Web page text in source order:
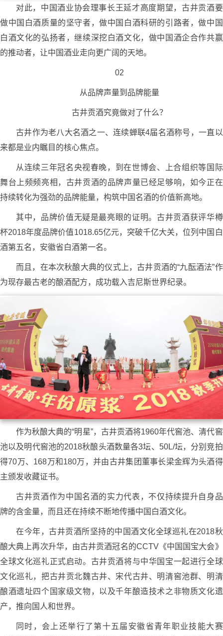
对此，中国酒业协会理事长王延才高度期望，古井贡酒要
做中国白酒质量的坚守者，做中国白酒科研的引路者，做中国
白酒文化的弘扬者，继续深挖白酒文化，做中国酒企合作共赢
的推动者，让中国酒业走向更广阔的天地。
02
从品牌声量到品牌能量
古井贡酒究竟做对了什么？
古井作为老八大名酒之一、连续蝉联4届名酒称号，一直以
来都是业内瞩目的核心焦点。
从连续三年冠名央视春晚，到在世博会、上合组织等国际
舞台上频频亮相，古井贡酒的品牌声量已经足够响，如今正在
持续转化为强劲的品牌能量，构筑中国名酒的价值新高地。
其中，品牌价值无疑是最亮眼的证明。古井贡酒获评华樽
杯2018年度品牌价值1018.65亿元，突破千亿大关，位列中国白
酒第五名，安徽省白酒第一名。
而且，在本次秋酿大典的仪式上，古井贡酒的“九酝酒法”作
为现存最古老的酿酒配方，成功载入吉尼斯世界纪录。
作为秋酿大典的“明星”，古井贡酒将1960年代窖池、清代窖
池以及明代窖池的2018秋酿头酒数量各3坛、50L/坛，分别竞拍
得70万、168万和180万，并由古井集团董事长梁金辉为头酒得
主颁发收藏证书。
古井贡酒作为中国名酒的实力代表，不仅持续提升自身品
牌的含金量，而且还在持续不断地传播中国白酒文化。
在今年，古井贡酒所坚持的中国酒文化全球巡礼在2018秋
酿大典上再次升华，由古井贡酒冠名的CCTV《中国国宝大会》
全球文化巡礼正式启动。古井贡酒将与中华国宝一起进行全球
文化巡礼，把古井贡北魏古井、宋代古井、明清窖池群、明清
酿酒遗址四个国家级文物，以及千年酿造技术之非物质文化遗
产，推向国人和世界。
同时，会上还举行了第十五届安徽省青年职业技能大赛